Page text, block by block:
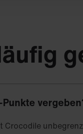
Punkte
Crocodile